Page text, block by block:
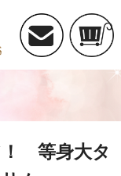
！ 等身大タ